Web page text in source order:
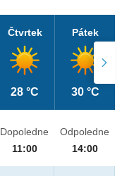
Čtvrtek
28 °C
Pátek
30 °C
Dopoledne
11:00
Odpoledne
14:00